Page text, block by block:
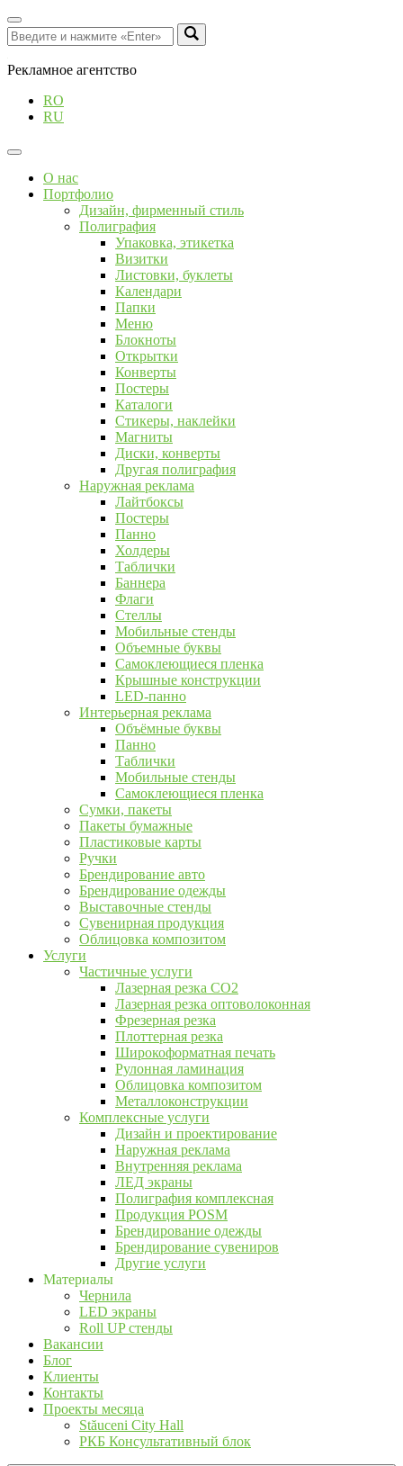
Рекламное агентство
RO
RU
О нас
Портфолио
Дизайн, фирменный стиль
Полиграфия
Упаковка, этикетка
Визитки
Листовки, буклеты
Календари
Папки
Меню
Блокноты
Открытки
Конверты
Постеры
Каталоги
Стикеры, наклейки
Магниты
Диски, конверты
Другая полиграфия
Наружная реклама
Лайтбоксы
Постеры
Панно
Холдеры
Таблички
Баннера
Флаги
Стеллы
Мобильные стенды
Объемные буквы
Самоклеющиеся пленка
Крышные конструкции
LED-панно
Интерьерная реклама
Объёмные буквы
Панно
Таблички
Мобильные стенды
Самоклеющиеся пленка
Сумки, пакеты
Пакеты бумажные
Пластиковые карты
Ручки
Брендирование авто
Брендирование одежды
Выставочные стенды
Сувенирная продукция
Облицовка композитом
Услуги
Частичные услуги
Лазерная резка CO2
Лазерная резка оптоволоконная
Фрезерная резка
Плоттерная резка
Широкоформатная печать
Рулонная ламинация
Облицовка композитом
Металлоконструкции
Комплексные услуги
Дизайн и проектирование
Наружная реклама
Внутренняя реклама
ЛЕД экраны
Полиграфия комплексная
Продукция POSM
Брендирование одежды
Брендирование сувениров
Другие услуги
Материалы
Чернила
LED экраны
Roll UP стенды
Вакансии
Блог
Клиенты
Контакты
Проекты месяца
Stăuceni City Hall
РКБ Консультативный блок